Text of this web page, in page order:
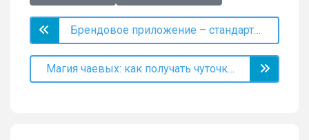
Брендовое приложение – стандарт клиентского сервиса
Магия чаевых: как получать чуточку больше